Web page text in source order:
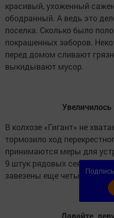
красивый, ухоженный
ободранный. А ведь это
поселка. Сколько было
покрашенных заборов.
перед домом сливают
выкидывают мусор.
В колхозе «Гигант» не
тормозило ход
принимаются меры для
9 штук рядовых сеялок. На
завезены еще четыре
Давайте,